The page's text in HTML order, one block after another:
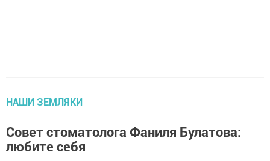
НАШИ ЗЕМЛЯКИ
Совет стоматолога Фаниля Булатова:
любите себя